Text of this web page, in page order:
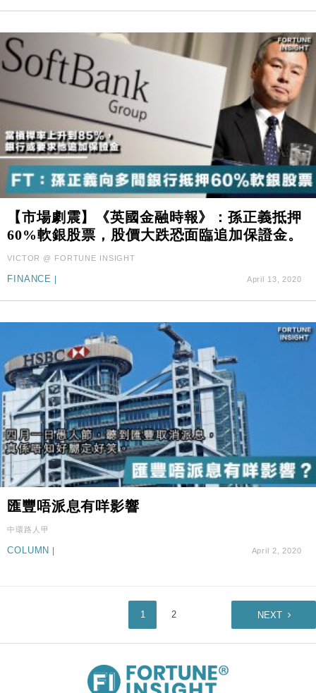
【市場劇震】《英國金融時報》：孫正義抵押
60%軟銀股票，股價大跌恐面臨追加保證金。
VICTOR @ FORTUNE INSIGHT
FINANCE | April 13, 2020
匯豐唔派息有咩影響
中環路人甲
COLUMN April 2, 2020
1 2 NEXT